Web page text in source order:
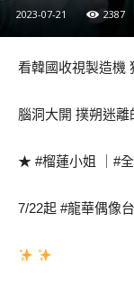
2023-07-21 2387
看韓國收視製造機
腦洞大開 撲朔迷
★ #榴蓮小姐 ｜#
7/22起 #龍華偶像